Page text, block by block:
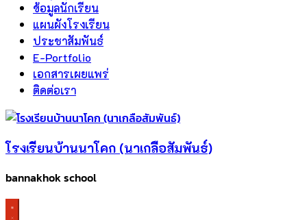
ข้อมูลนักเรียน
แผนผังโรงเรียน
ประชาสัมพันธ์
E-Portfolio
เอกสารเผยแพร่
ติดต่อเรา
โรงเรียนบ้านนาโคก (นาเกลือสัมพันธ์)
bannakhok school